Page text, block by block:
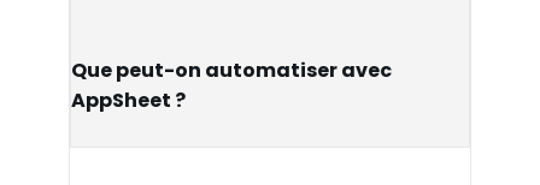
Que peut-on automatiser avec
AppSheet ?